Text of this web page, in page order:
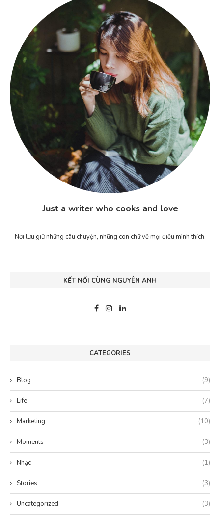
Just a writer who cooks and love
Nơi lưu giữ những câu chuyện, những con chữ về mọi điều mình thích.
KẾT NỐI CÙNG NGUYÊN ANH
CATEGORIES
Blog (9)
Life (7)
Marketing (10)
Moments (3)
Nhạc (1)
Stories (3)
Uncategorized (3)